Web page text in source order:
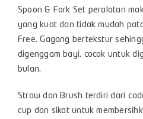
Spoon & Fork Set peralatan
yang kuat dan tidak mudah
Free. Gagang bertekstur
digenggam bayi. cocok untuk
bulan.
Straw dan Brush terdiri dari
cup dan sikat untuk